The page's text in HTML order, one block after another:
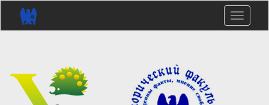
Перейти
основному
Toggle